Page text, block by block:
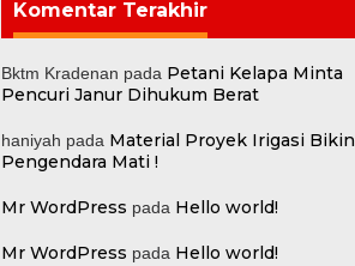
Komentar Terakhir
Bktm Kradenan pada Petani Kelapa Minta
Pencuri Janur Dihukum Berat
haniyah pada Material Proyek Irigasi Bikin
Pengendara Mati !
Mr WordPress pada Hello world!
Mr WordPress pada Hello world!